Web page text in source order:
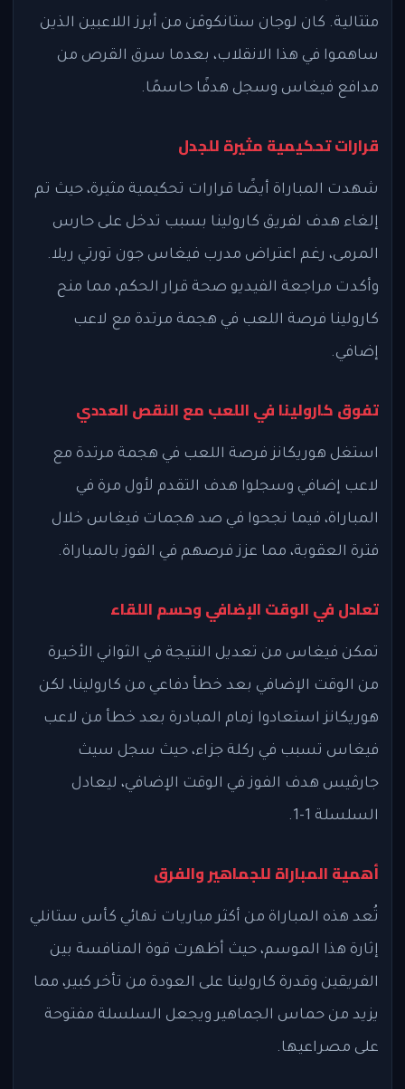
متتالية. كان لوجان ستانكوڤن من أبرز اللاعبين الذين
ساهموا في هذا الانقلاب، بعدما سرق القرص من
مدافع فيغاس وسجل هدفًا حاسمًا.
قرارات تحكيمية مثيرة للجدل
شهدت المباراة أيضًا قرارات تحكيمية مثيرة، حيث تم
إلغاء هدف لفريق كارولينا بسبب تدخل على حارس
المرمى، رغم اعتراض مدرب فيغاس جون تورتي ريلا.
وأكدت مراجعة الفيديو صحة قرار الحكم، مما منح
كارولينا فرصة اللعب في هجمة مرتدة مع لاعب
إضافي.
تفوق كارولينا في اللعب مع النقص العددي
استغل هوريكانز فرصة اللعب في هجمة مرتدة مع
لاعب إضافي وسجلوا هدف التقدم لأول مرة في
المباراة، فيما نجحوا في صد هجمات فيغاس خلال
فترة العقوبة، مما عزز فرصهم في الفوز بالمباراة.
تعادل في الوقت الإضافي وحسم اللقاء
تمكن فيغاس من تعديل النتيجة في الثواني الأخيرة
من الوقت الإضافي بعد خطأ دفاعي من كارولينا، لكن
هوريكانز استعادوا زمام المبادرة بعد خطأ من لاعب
فيغاس تسبب في ركلة جزاء، حيث سجل سيث
جارڤيس هدف الفوز في الوقت الإضافي، ليعادل
السلسلة 1-1.
أهمية المباراة للجماهير والفرق
تُعد هذه المباراة من أكثر مباريات نهائي كأس ستانلي
إثارة هذا الموسم، حيث أظهرت قوة المنافسة بين
الفريقين وقدرة كارولينا على العودة من تأخر كبير، مما
يزيد من حماس الجماهير ويجعل السلسلة مفتوحة
على مصراعيها.